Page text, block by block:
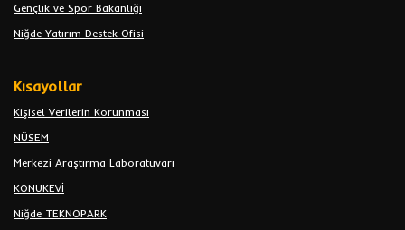
Gençlik ve Spor Bakanlığı
Niğde Yatırım Destek Ofisi
Kısayollar
Kişisel Verilerin Korunması
NÜSEM
Merkezi Araştırma Laboratuvarı
KONUKEVİ
Niğde TEKNOPARK